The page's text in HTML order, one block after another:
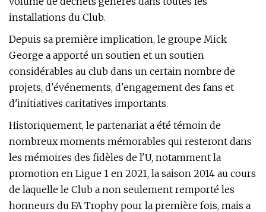
installations du Club.
Depuis sa première implication, le groupe Mick
George a apporté un soutien et un soutien
considérables au club dans un certain nombre de
projets, d'événements, d'engagement des fans et
d'initiatives caritatives importants.
Historiquement, le partenariat a été témoin de
nombreux moments mémorables qui resteront dans
les mémoires des fidèles de l'U, notamment la
promotion en Ligue 1 en 2021, la saison 2014 au cours
de laquelle le Club a non seulement remporté les
honneurs du FA Trophy pour la première fois, mais a